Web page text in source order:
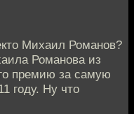
Михаил Романов?
Романова из
премию за самую
году. Ну что